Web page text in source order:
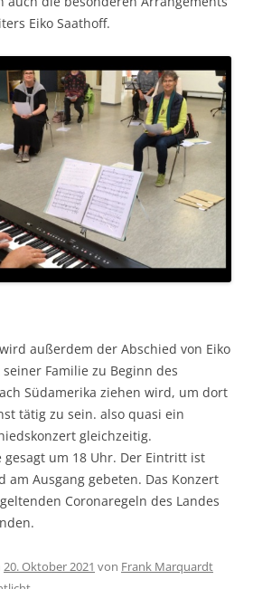
Eiko Saathoff.
außerdem der Abschied von Eiko
Familie zu Beginn des
Südamerika ziehen wird, um dort
tätig zu sein. also quasi ein
gleichzeitig.
um 18 Uhr. Der Eintritt ist
am Ausgang gebeten. Das Konzert
Coronaregeln des Landes
20. Oktober 2021 von Frank Marquardt